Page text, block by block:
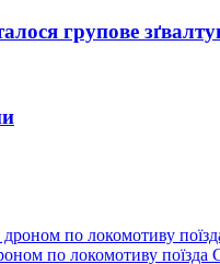
групове
по локомотиву поїзда